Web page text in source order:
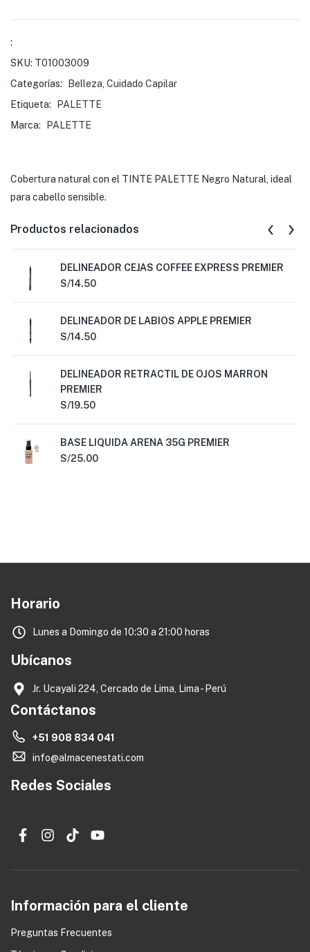
:
SKU: T01003009
Categorías:
Belleza Cuidado Capilar
Etiqueta:
PALETTE
Marca:
PALETTE
Cobertura natural con el TINTE PALETTE Negro Natural, ideal
para cabello sensible.
Productos relacionados
DELINEADOR CEJAS COFFEE EXPRESS PREMIER
S/14.50
DELINEADOR DE LABIOS APPLE PREMIER
S/14.50
DELINEADOR RETRACTIL DE OJOS MARRON
PREMIER
S/19.50
BASE LIQUIDA ARENA 35G PREMIER
S/25.00
Horario
Lunes a Domingo de 10:30 a 21:00 horas
Ubícanos
Jr. Ucayali 224, Cercado de Lima, Lima - Perú
Contáctanos
+51 908 834 041
info@almacenestati.com
Redes Sociales
Información para el cliente
Preguntas Frecuentes